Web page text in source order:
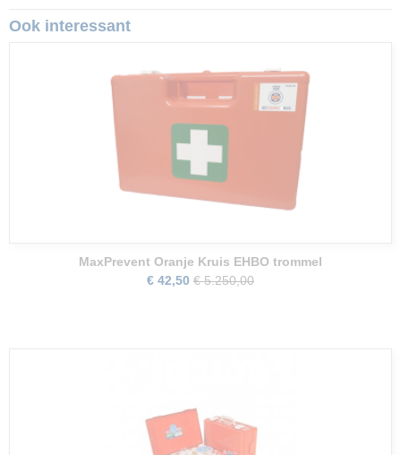
Ook interessant
MaxPrevent Oranje Kruis EHBO trommel
€ 42,50 € 5.250,00